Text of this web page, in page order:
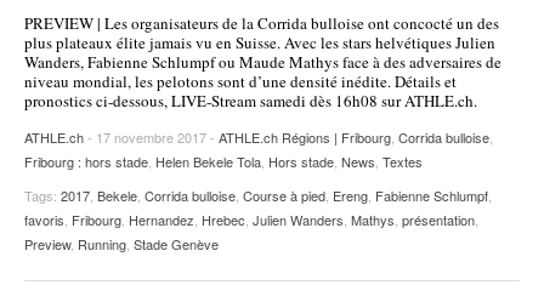
PREVIEW | Les organisateurs de la Corrida bulloise ont concocté un des
plus plateaux élite jamais vu en Suisse. Avec les stars helvétiques Julien
Wanders, Fabienne Schlumpf ou Maude Mathys face à des adversaires de
niveau mondial, les pelotons sont d’une densité inédite. Détails et
pronostics ci-dessous, LIVE-Stream samedi dès 16h08 sur ATHLE.ch.
ATHLE.ch- 17 novembre 2017 - ATHLE.ch Régions | Fribourg, Corrida bulloise,
Fribourg : hors stade, Helen Bekele Tola, Hors stade, News, Textes
Tags: 2017, Bekele, Corrida bulloise, Course à pied, Ereng, Fabienne Schlumpf,
favoris, Fribourg, Hernandez, Hrebec, Julien Wanders, Mathys, présentation,
Preview, Running, Stade Genève